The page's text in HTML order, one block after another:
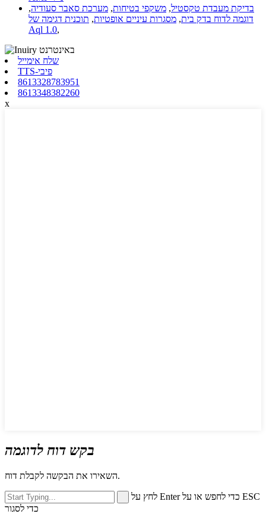
בדיקת מעבדת טקסטיל, משקפי בטיחות, מערכת סאבר סעודיה,
דוגמה לדוח בדק בית, מסגרות עיניים אופטיות, תוכנית דגימה של
Aql 1.0,
שלח אימייל
TTS-פיבי
8613328783951
8613348382260
x
בקש דוח לדוגמה
השאירו את הבקשה לקבלת דוח.
לחץ על Enter כדי לחפש או על ESC
כדי לסגור